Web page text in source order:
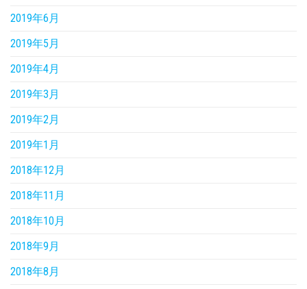
2019年6月
2019年5月
2019年4月
2019年3月
2019年2月
2019年1月
2018年12月
2018年11月
2018年10月
2018年9月
2018年8月